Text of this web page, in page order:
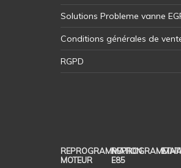
Solutions Probleme vanne
Conditions générales de
RGPD
REPROGRAMMATION
MOTEUR
E85